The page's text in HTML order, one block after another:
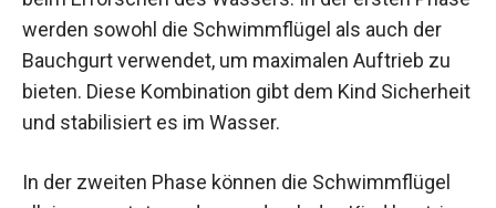
Kindes beim Erforschen des Wassers. In der
ersten Phase werden sowohl die Schwimmflügel
als auch der Bauchgurt verwendet, um
maximalen Auftrieb zu bieten. Diese Kombination
gibt dem Kind Sicherheit und stabilisiert es im
Wasser.